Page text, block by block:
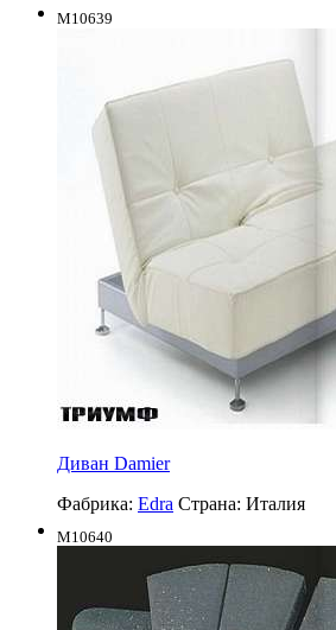
M10639
Диван Damier
Фабрика: Edra Страна: Италия
M10640